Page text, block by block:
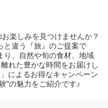
楽しみを見つけませんか？
と違う『旅』のご提案で
り、自然や旬の食材、地域
れた豊かな時間をお届けし
によるお得なキャンペーン
”の魅力をご紹介です♪